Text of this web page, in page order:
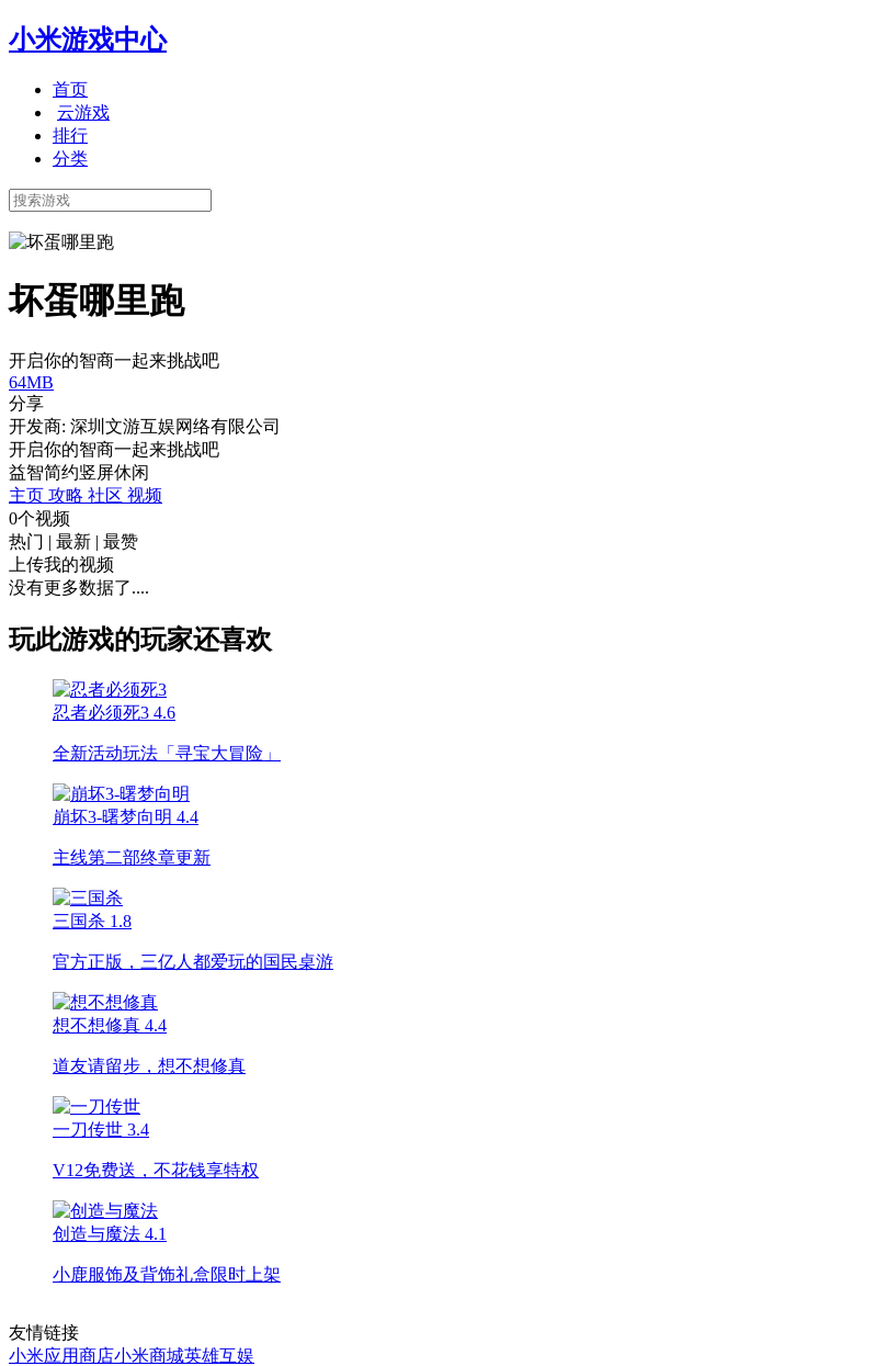
小米游戏中心
首页
云游戏
排行
分类
坏蛋哪里跑
开启你的智商一起来挑战吧
64MB
分享
开发商: 深圳文游互娱网络有限公司
开启你的智商一起来挑战吧
益智简约竖屏休闲
主页 攻略 社区 视频
0个视频
热门 | 最新 | 最赞
上传我的视频
没有更多数据了....
玩此游戏的玩家还喜欢
忍者必须死3 4.6
全新活动玩法「寻宝大冒险」
崩坏3-曙梦向明 4.4
主线第二部终章更新
三国杀 1.8
官方正版，三亿人都爱玩的国民桌游
想不想修真 4.4
道友请留步，想不想修真
一刀传世 3.4
V12免费送，不花钱享特权
创造与魔法 4.1
小鹿服饰及背饰礼盒限时上架
友情链接
小米应用商店小米商城英雄互娱